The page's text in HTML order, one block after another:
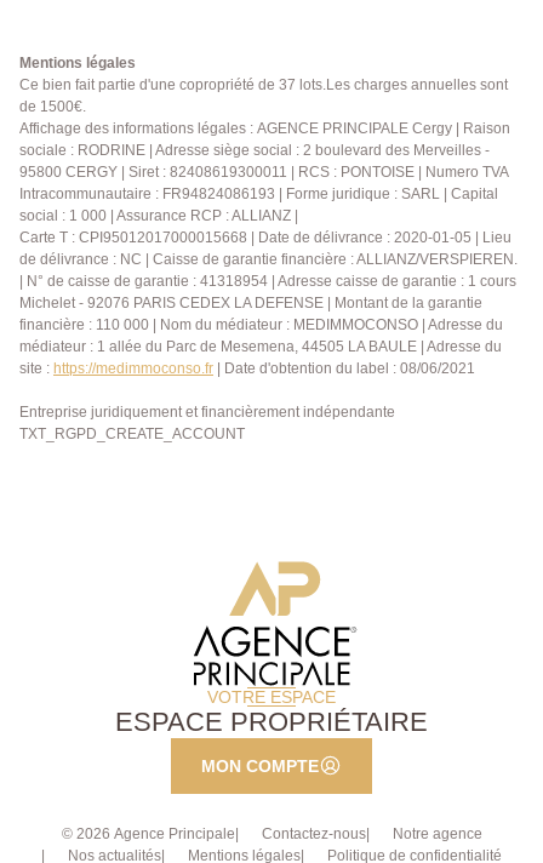
Mentions légales
Ce bien fait partie d'une copropriété de 37 lots.Les charges annuelles sont
de 1500€.
Affichage des informations légales : AGENCE PRINCIPALE Cergy | Raison
sociale : RODRINE | Adresse siège social : 2 boulevard des Merveilles -
95800 CERGY | Siret : 82408619300011 | RCS : PONTOISE | Numero TVA
Intracommunautaire : FR94824086193 | Forme juridique : SARL | Capital
social : 1 000 | Assurance RCP : ALLIANZ |
Carte T : CPI95012017000015668 | Date de délivrance : 2020-01-05 | Lieu
de délivrance : NC | Caisse de garantie financière : ALLIANZ/VERSPIEREN.
| N° de caisse de garantie : 41318954 | Adresse caisse de garantie : 1 cours
Michelet - 92076 PARIS CEDEX LA DEFENSE | Montant de la garantie
financière : 110 000 | Nom du médiateur : MEDIMMOCONSO | Adresse du
médiateur : 1 allée du Parc de Mesemena, 44505 LA BAULE | Adresse du
site : https://medimmoconso.fr | Date d'obtention du label : 08/06/2021
Entreprise juridiquement et financièrement indépendante
TXT_RGPD_CREATE_ACCOUNT
VOTRE ESPACE
ESPACE PROPRIÉTAIRE
MON COMPTE
© 2026 Agence Principale Contactez-nous
Notre agence
Nos actualités
Mentions légales Politique de confidentialité